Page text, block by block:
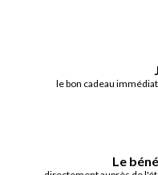
le bon cadeau
Le